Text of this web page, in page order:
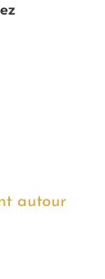
autour